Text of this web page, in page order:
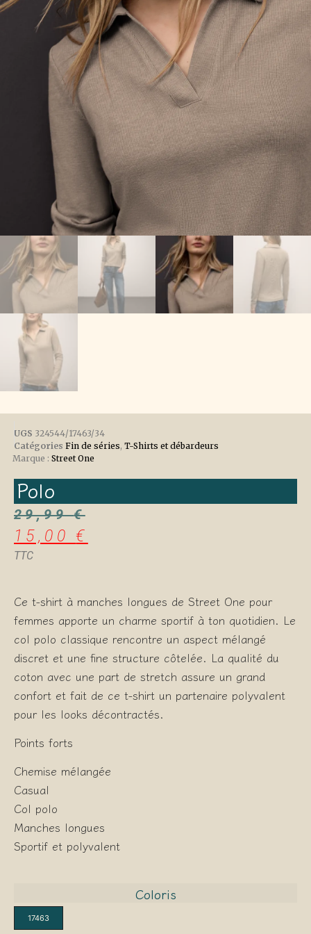
UGS 324544/17463/34
Catégories Fin de séries, T-Shirts et débardeurs
Marque : Street One
Polo
29,99€
15,00€
TTC
Ce t-shirt à manches longues de Street One pour
femmes apporte un charme sportif à ton quotidien. Le
col polo classique rencontre un aspect mélangé
discret et une fine structure côtelée. La qualité du
coton avec une part de stretch assure un grand
confort et fait de ce t-shirt un partenaire polyvalent
pour les looks décontractés.
Points forts
Chemise mélangée
Casual
Col polo
Manches longues
Sportif et polyvalent
Coloris
17463